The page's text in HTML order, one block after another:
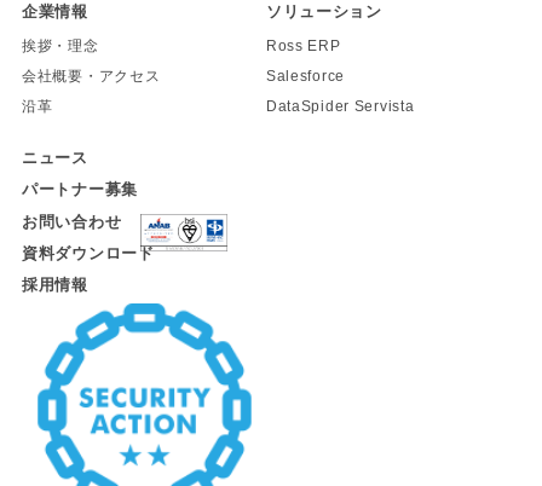
企業情報
挨拶・理念
会社概要・アクセス
沿革
ソリューション
Ross ERP
Salesforce
DataSpider Servista
ニュース
パートナー募集
お問い合わせ
資料ダウンロード
採用情報